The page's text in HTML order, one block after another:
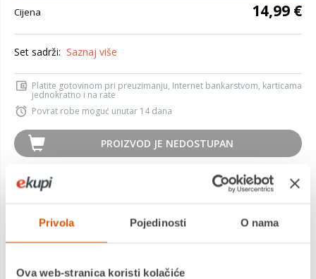
Privola Pojedinosti O nama
Ova web-stranica koristi kolačiće
Cijena 14,99 €
Set sadrži: Saznaj više
Platite gotovinom pri preuzimanju, Internet bankarstvom, karticama
jednokratno i na rate
Povrat robe moguć unutar 14 dana
PROIZVOD JE NEDOSTUPAN